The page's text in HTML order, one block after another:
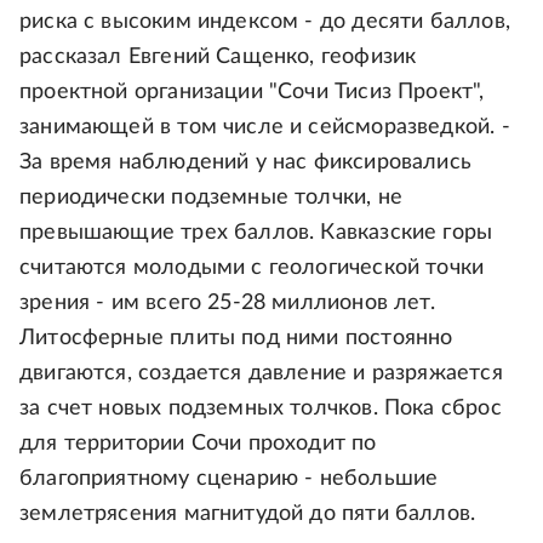
риска с высоким индексом - до десяти баллов,
рассказал Евгений Сащенко, геофизик
проектной организации "Сочи Тисиз Проект",
занимающей в том числе и сейсморазведкой. -
За время наблюдений у нас фиксировались
периодически подземные толчки, не
превышающие трех баллов. Кавказские горы
считаются молодыми с геологической точки
зрения - им всего 25-28 миллионов лет.
Литосферные плиты под ними постоянно
двигаются, создается давление и разряжается
за счет новых подземных толчков. Пока сброс
для территории Сочи проходит по
благоприятному сценарию - небольшие
землетрясения магнитудой до пяти баллов.